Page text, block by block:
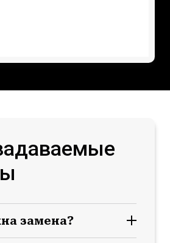
замена?